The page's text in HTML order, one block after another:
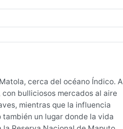
cerca del océano Índico. A
bulliciosos mercados al aire
mientras que la influencia
un lugar donde la vida